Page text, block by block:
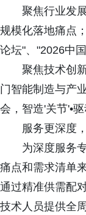
聚焦行业发
规模化落地痛点
论坛"、"2026中
聚焦技术创
门智能制造与产
会，智造'关节'•
服务更深度
为深度服务
痛点和需求清单
通过精准供需配
技术人员提供全